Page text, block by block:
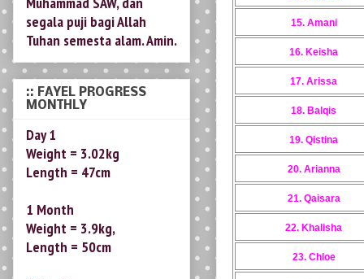
15. Amani
16. Keisha
17. Arissa
18. Balqis
19. Qistina
20. Arianna
21. Qaisara
22. Khalisha
23. Chloe
:: FAYEL PROGRESS
MONTHLY
Day 1
Weight = 3.02kg
Length = 47cm
1 Month
Weight = 3.9kg,
Length = 50cm
2 Months
Weight = 5.0kg
Length = 59cm